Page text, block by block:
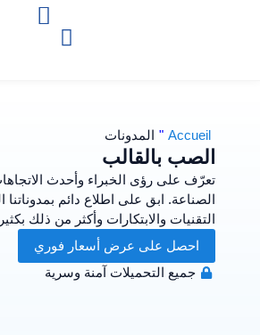
Accueil
" المدونات
الصب بالقالب
تعرّف على رؤى الخبراء وأحدث
الصناعة. ابق على اطلاع دائم
التقنيات والابتكارات وأكثر من ذلك
احصل على عرض أسعار فوري
جميع التحميلات آمنة وسرية